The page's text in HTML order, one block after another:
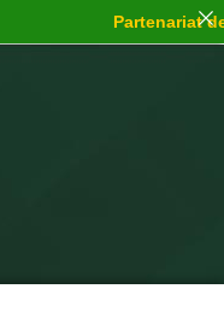
Partenariat de